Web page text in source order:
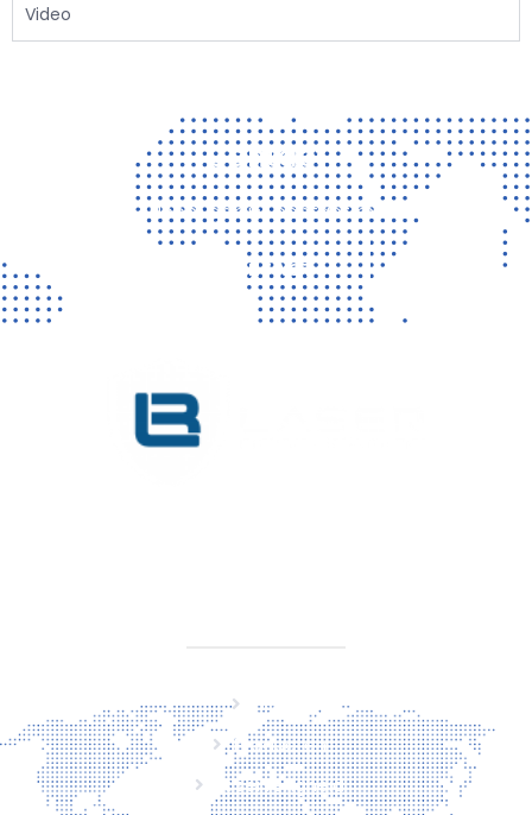
Video
Contact
Vragen? Neem gerust contact met ons op!
CONTACT
Home
Producten
Laserveiligheid